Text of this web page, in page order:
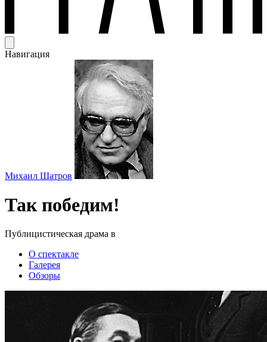
Навигация
Михаил Шатров
Так победим!
Публицистическая драма в
О спектакле
Галерея
Обзоры